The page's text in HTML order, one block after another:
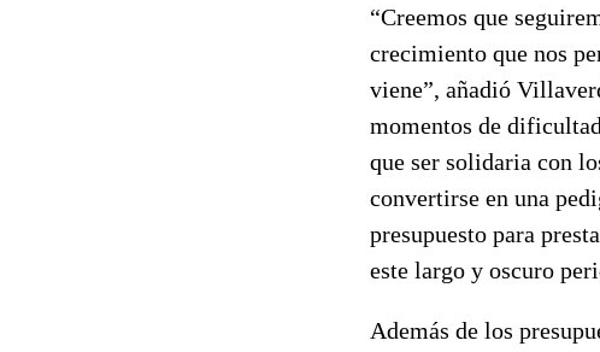
“Creemos que
crecimiento que nos
viene”, añadió
momentos de
que ser solidaria con
convertirse en una
presupuesto para
este largo y oscuro
Además de los